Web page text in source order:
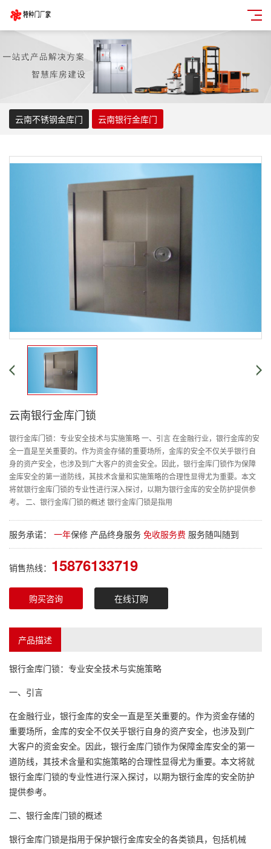
云南不锈钢金库门 云南银行金库门
云南银行金库门锁
银行金库门锁：专业安全技术与实施策略 一、引言 在金融行业，银行金库的安
全一直是至关重要的。作为资金存储的重要场所，金库的安全不仅关乎银行自
身的资产安全，也涉及到广大客户的资金安全。因此，银行金库门锁作为保障
金库安全的第一道防线，其技术含量和实施策略的合理性显得尤为重要。本文
将就银行金库门锁的专业性进行深入探讨，以期为银行金库的安全防护提供参
考。 二、银行金库门锁的概述 银行金库门锁是指用
服务承诺： 一年保修 产品终身服务 免收服务费 服务随叫随到
销售热线： 15876133719
购买咨询 在线订购
产品描述
银行金库门锁：专业安全技术与实施策略
一、引言
在金融行业，银行金库的安全一直是至关重要的。作为资金存储的
重要场所，金库的安全不仅关乎银行自身的资产安全，也涉及到广
大客户的资金安全。因此，银行金库门锁作为保障金库安全的第一
道防线，其技术含量和实施策略的合理性显得尤为重要。本文将就
银行金库门锁的专业性进行深入探讨，以期为银行金库的安全防护
提供参考。
二、银行金库门锁的概述
银行金库门锁是指用于保护银行金库安全的各类锁具，包括机械